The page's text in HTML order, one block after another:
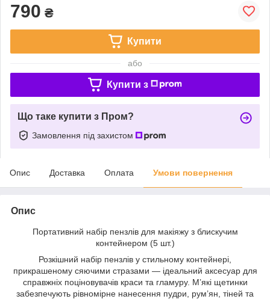
790 ₴
Купити
або
Купити з
Що таке купити з Пром?
Замовлення під захистом
Опис Доставка Оплата Умови повернення
Опис
Портативний набір пензлів для макіяжу з блискучим
контейнером (5 шт.)
Розкішний набір пензлів у стильному контейнері,
прикрашеному сяючими стразами — ідеальний аксесуар для
справжніх поціновувачів краси та гламуру. М’які щетинки
забезпечують рівномірне нанесення пудри, рум’ян, тіней та